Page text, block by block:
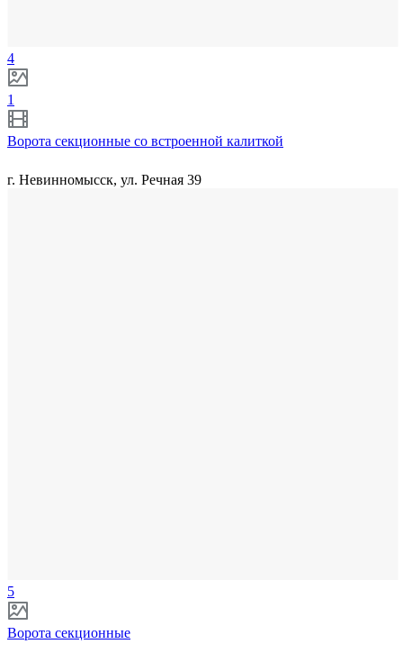
4
1
Ворота секционные со встроенной калиткой
г. Невинномысск, ул. Речная 39
5
Ворота секционные